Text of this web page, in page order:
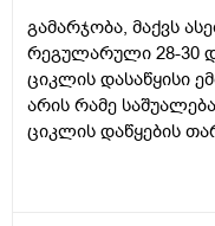
მალევე ვირუსი
შეგრძნებაც მქონდა.
ტესტი,უარყოფითი
რამოდენიმე დღე
ველოდები,მაგრამ
მოქმედებსო,2
გამარჯობა, მაქვს
რეგულარული 28-30
ციკლის დასაწყისი
არის რამე
ციკლის დაწყების